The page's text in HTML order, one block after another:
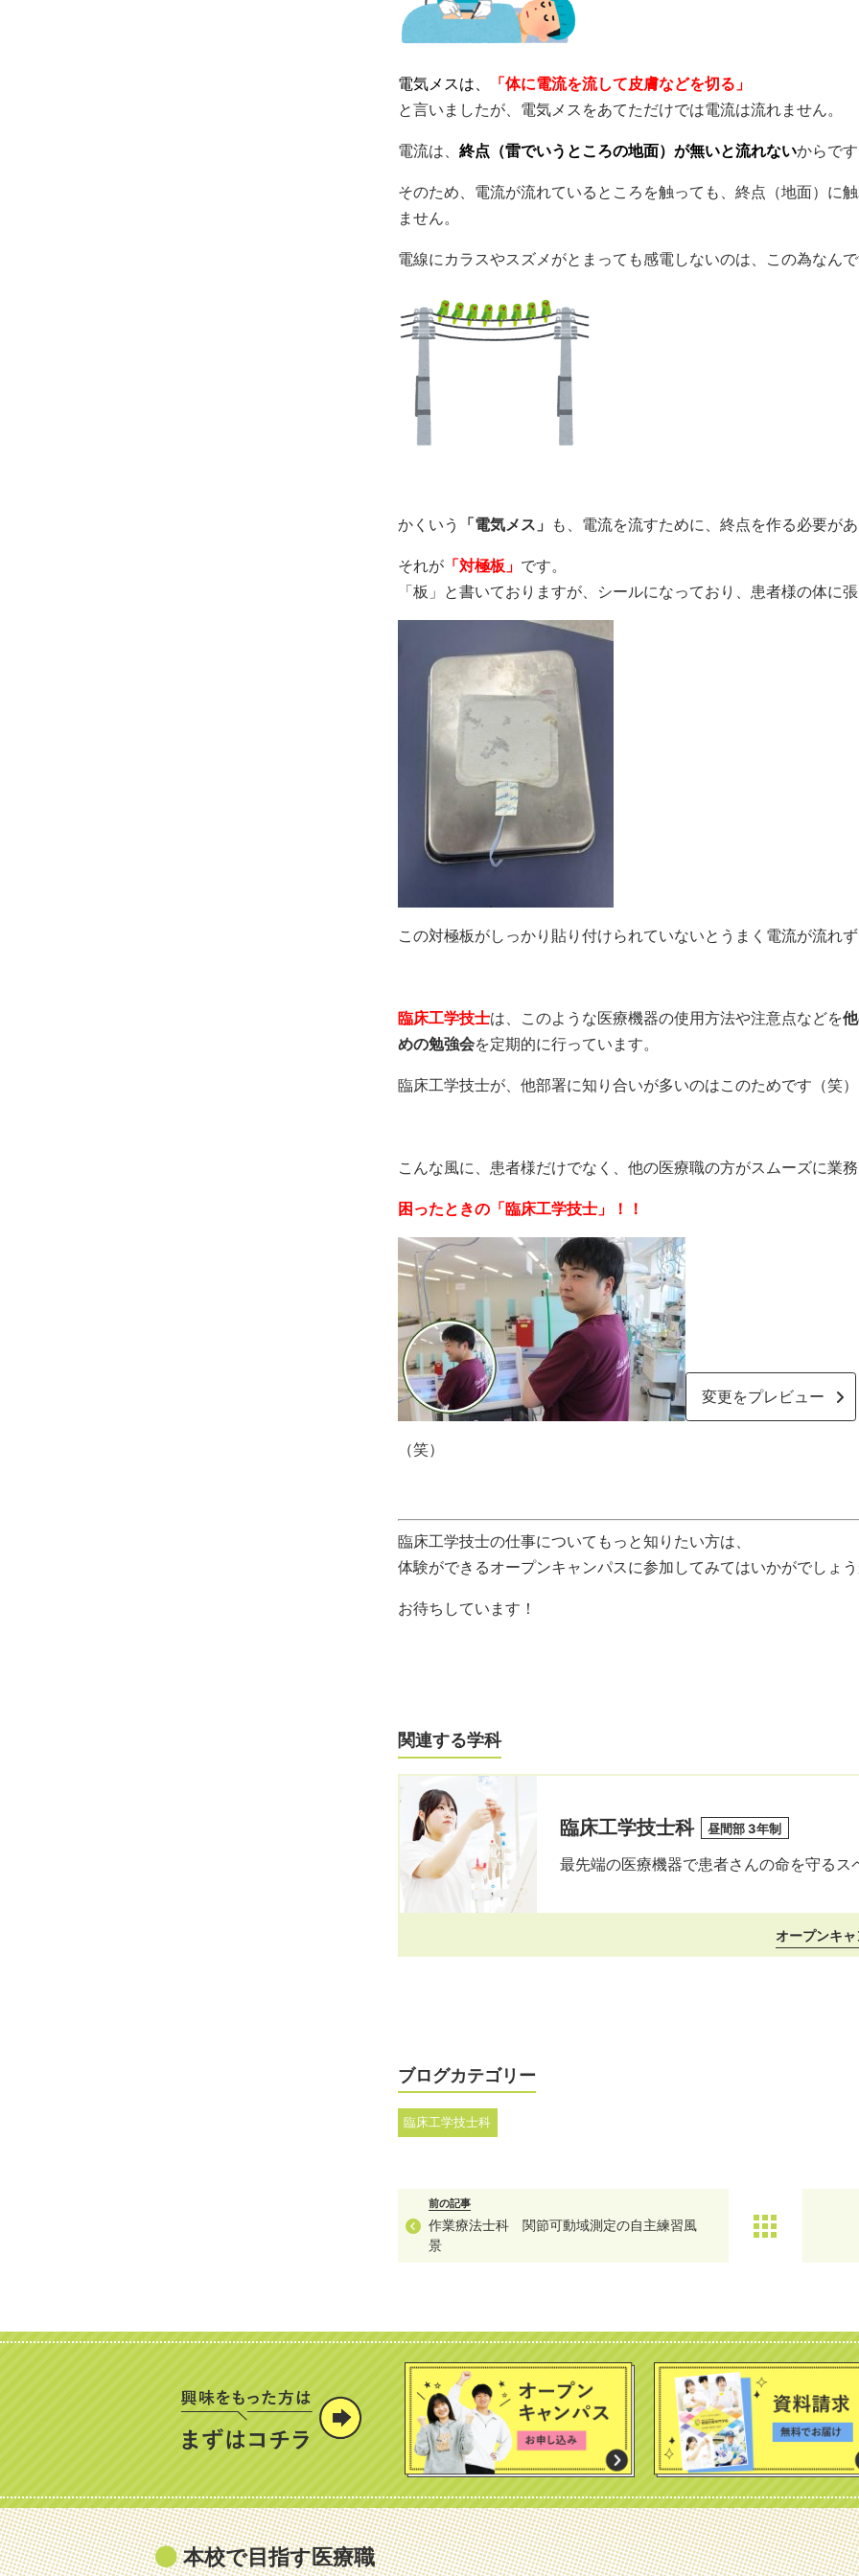
電気メスは、
「体に電流を流して皮膚などを切る」
と言いましたが、電気メスをあてただけでは電流は流れません。
電流は、 終点（雷でいうところの地面）が無いと流れないからで
そのため、電流が流れているところを触っても、終点（地面）に
ません。
電線にカラスやスズメがとまっても感電しないのは、この為なん
かくいう 「電気メス」 も、電流を流すために、終点を作る必要が
それが 「対極板」 です。
「板」と書いておりますが、シールになっており、患者様の体に
この対極板がしっかり貼り付けられていないとうまく電流が流れ
臨床工学技士は、このような医療機器の使用方法や注意点などを
めの勉強会を定期的に行っています。
臨床工学技士が、他部署に知り合いが多いのはこのためです（笑）
こんな風に、患者様だけでなく、他の医療職の方がスムーズに業
困ったときの「臨床工学技士」！！
変更をプレビュー (新
（笑）
臨床工学技士の仕事についてもっと知りたい方は、
体験ができるオープンキャンパスに参加してみてはいかがでしょ
お待ちしています！
関連する学科
臨床工学技士科 昼間部 3年制
最先端の医療機器で患者さんの命を守るス
オープンキ
ブログカテゴリー
臨床工学技士科
前の記事
作業療法士科 関節可動域測定の自主練習風
景
本校で目指す医療職